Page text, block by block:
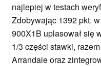
najlepiej w testach
Zdobywając 1392 pkt.
900X1B uplasował się
1/3 części stawki,
Arrandale oraz